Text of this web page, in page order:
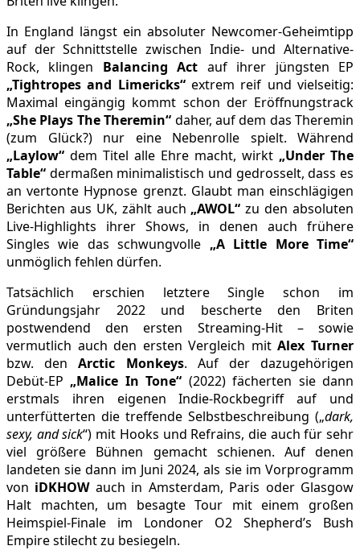
In England längst ein absoluter Newcomer-Geheimtipp
auf der Schnittstelle zwischen Indie- und Alternative-
Rock, klingen Balancing Act auf ihrer jüngsten EP
„Tightropes and Limericks“extrem reif und vielseitig:
Maximal eingängig kommt schon der Eröffnungstrack
„She Plays The Theremin“ daher, auf dem das Theremin
(zum Glück?) nur eine Nebenrolle spielt. Während
„Laylow“ dem Titel alle Ehre macht, wirkt „Under The
Table“ dermaßen minimalistisch und gedrosselt, dass es
an vertonte Hypnose grenzt. Glaubt man einschlägigen
Berichten aus UK, zählt auch „AWOL“ zu den absoluten
Live-Highlights ihrer Shows, in denen auch frühere
Singles wie das schwungvolle „A Little More Time“
unmöglich fehlen dürfen.
Tatsächlich erschien letztere Single schon im
Gründungsjahr 2022 und bescherte den Briten
postwendend den ersten Streaming-Hit – sowie
vermutlich auch den ersten Vergleich mitAlex Turner
bzw. denArctic Monkeys. Auf der dazugehörigen
Debüt-EP „Malice In Tone“ (2022) fächerten sie dann
erstmals ihren eigenen Indie-Rockbegriff auf und
unterfütterten die treffende Selbstbeschreibung („dark,
sexy, and sick“) mit Hooks und Refrains, die auch für sehr
viel größere Bühnen gemacht schienen. Auf denen
landeten sie dann im Juni 2024, als sie im Vorprogramm
von iDKHOWauch in Amsterdam, Paris oder Glasgow
Halt machten, um besagte Tour mit einem großen
Heimspiel-Finale im Londoner O2 Shepherd’s Bush
Empire stilecht zu besiegeln.